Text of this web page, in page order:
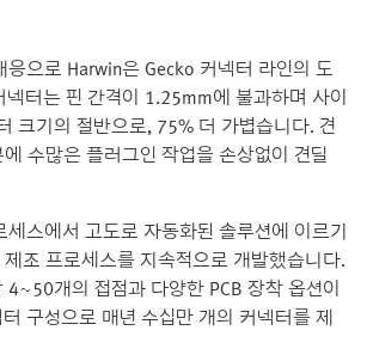
으로 Harwin은 Gecko 커넥터 라인의 도
터는 핀 간격이 1.25mm에 불과하며 사이
크기의 절반으로, 75% 더 가볍습니다. 견
수많은 플러그인 작업을 손상없이 견딜
스에서 고도로 자동화된 솔루션에 이르기
조 프로세스를 지속적으로 개발했습니다.
개의 접점과 다양한 PCB 장착 옵션이
구성으로 매년 수십만 개의 커넥터를 제